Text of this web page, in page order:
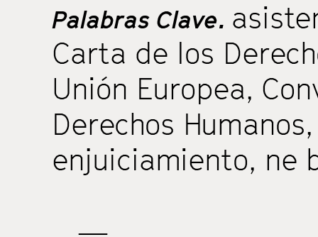
Palabras Clave.
Carta de los
Unión Europea,
Derechos Humanos
enjuiciamiento, ne